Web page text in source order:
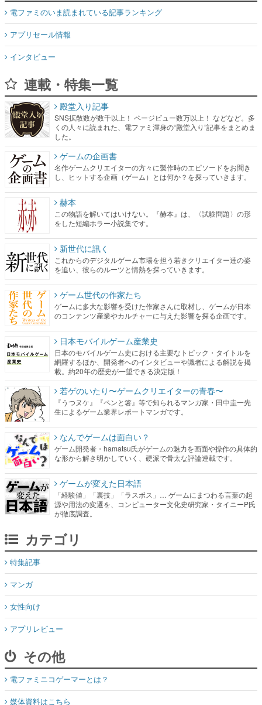
電ファミのいま読まれている記事ランキング
アプリセール情報
インタビュー
連載・特集一覧
殿堂入り記事
SNS拡散数が数千以上！ ページビュー数万以上！ などなど。多
くの人々に読まれた、電ファミ渾身の“殿堂入り”記事をまとめま
した。
ゲームの企画書
名作ゲームクリエイターの方々に製作時のエピソードをお聞き
し、ヒットする企画（ゲーム）とは何か？を探っていきます。
赫本
この物語を解いてはいけない。『赫本』は、〈試験問題〉の形
をした短編ホラー小説集です。
新世代に訊く
これからのデジタルゲーム市場を担う若きクリエイター達の姿
を追い、彼らのルーツと情熱を探っていきます。
ゲーム世代の作家たち
ゲームに多大な影響を受けた作家さんに取材し、ゲームが日本
のコンテンツ産業やカルチャーに与えた影響を探る企画です。
日本モバイルゲーム産業史
日本のモバイルゲーム史における主要なトピック・タイトルを
網羅するほか、開発者へのインタビューや識者による解説を掲
載。約20年の歴史が一望できる決定版！
若ゲのいたり〜ゲームクリエイターの青春〜
『うつヌケ』『ペンと箸』等で知られるマンガ家・田中圭一先
生によるゲーム業界レポートマンガです。
なんでゲームは面白い？
ゲーム開発者・hamatsu氏がゲームの魅力を画面や操作の具体的
な形から解き明かしていく、硬派で骨太な評論連載です。
ゲームが変えた日本語
「経験値」「裏技」「ラスボス」… ゲームにまつわる言葉の起
源や用法の変遷を、コンピューター文化史研究家・タイニーP氏
が徹底調査。
カテゴリ
特集記事
マンガ
女性向け
アプリレビュー
その他
電ファミニコゲーマーとは？
媒体資料はこちら